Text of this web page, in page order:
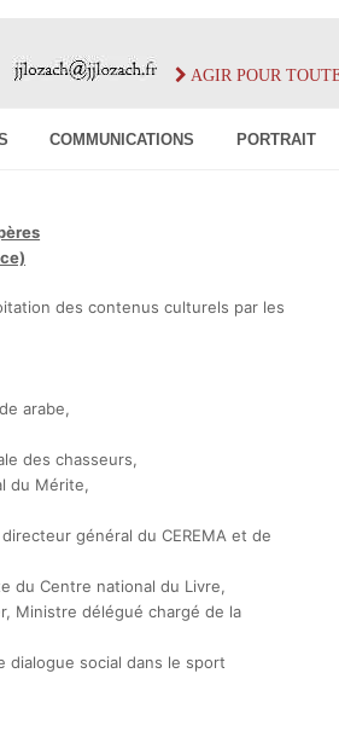
AGIR POUR
COMMUNICATIONS PORTRAIT
des contenus culturels par les
arabe,
des chasseurs,
du Mérite,
général du CEREMA et de
du Centre national du Livre,
Ministre délégué chargé de la
dialogue social dans le sport